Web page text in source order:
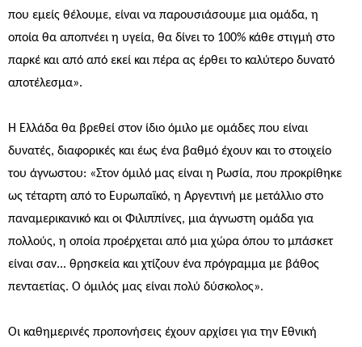
που εμείς θέλουμε, είναι να παρουσιάσουμε μια ομάδα, η
οποία θα αποπνέει η υγεία, θα δίνει το 100% κάθε στιγμή στο
παρκέ και από από εκεί και πέρα ας έρθει το καλύτερο δυνατό
αποτέλεσμα».
Η Ελλάδα θα βρεθεί στον ίδιο όμιλο με ομάδες που είναι
δυνατές, διαφορικές και έως ένα βαθμό έχουν και το στοιχείο
του άγνωστου: «Στον όμιλό μας είναι η Ρωσία, που προκρίθηκε
ως τέταρτη από το Ευρωπαϊκό, η Αργεντινή με μετάλλιο στο
παναμερικανικό και οι Φιλιππίνες, μια άγνωστη ομάδα για
πολλούς, η οποία προέρχεται από μια χώρα όπου το μπάσκετ
είναι σαν... θρησκεία και χτίζουν ένα πρόγραμμα με βάθος
πενταετίας. Ο όμιλός μας είναι πολύ δύσκολος».
Οι καθημερινές προπονήσεις έχουν αρχίσει για την Εθνική